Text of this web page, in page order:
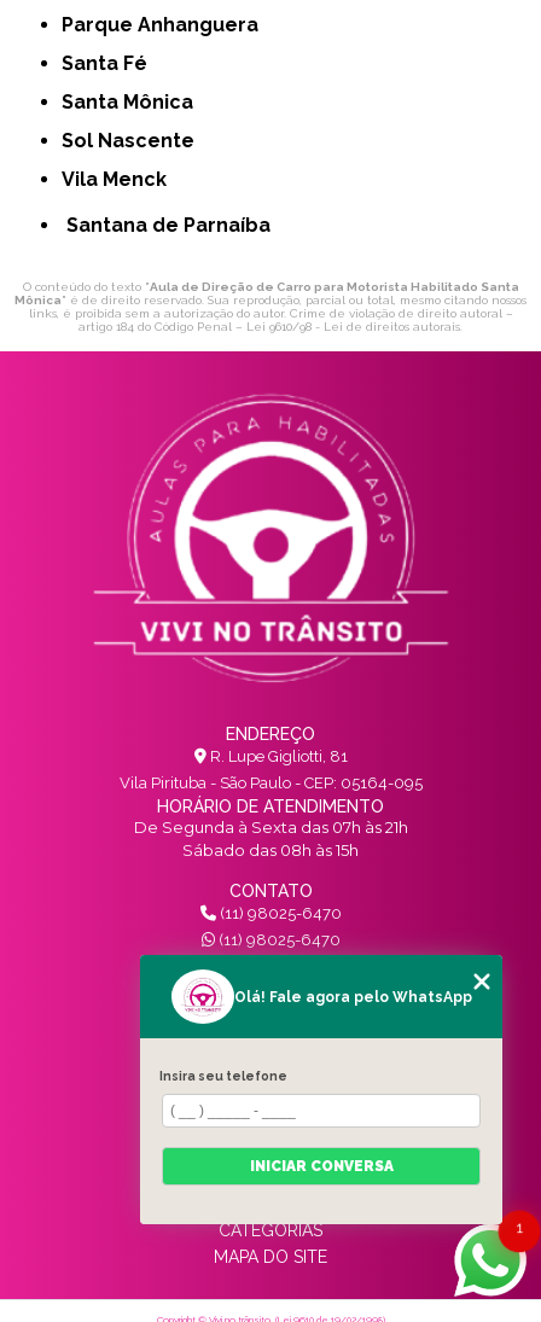
Parque Anhanguera
Santa Fé
Santa Mônica
Sol Nascente
Vila Menck
Santana de Parnaíba
O conteúdo do texto "Aula de Direção de Carro para Motorista Habilitado Santa
Mônica" é de direito reservado. Sua reprodução, parcial ou total, mesmo citando nossos
links, é proibida sem a autorização do autor. Crime de violação de direito autoral –
artigo 184 do Código Penal – Lei 9610/98 - Lei de direitos autorais.
ENDEREÇO
R. Lupe Gigliotti, 81
Vila Pirituba - São Paulo - CEP: 05164-095
HORÁRIO DE ATENDIMENTO
De Segunda à Sexta das 07h às 21h
Sábado das 08h às 15h
CONTATO
(11) 98025-6470
(11) 98025-6470
contato@vivinotransito.com.br
SIGA-NOS!
MENU
HOME
QUEM SOMOS
SERVIÇOS
BLOG
CATEGORIAS
MAPA DO SITE
Copyright © Vivi no trânsito. (Lei 9610 de 19/02/1998)
1
Olá! Fale agora pelo WhatsApp
Insira seu telefone
INICIAR CONVERSA